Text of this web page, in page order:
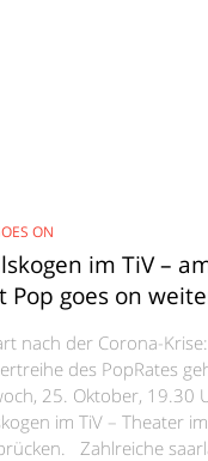
ON
im TiV –
Pop goes on
nach der Corona-
des PopRates
25. Oktober, 19.30
im TiV – Theater
Zahlreiche